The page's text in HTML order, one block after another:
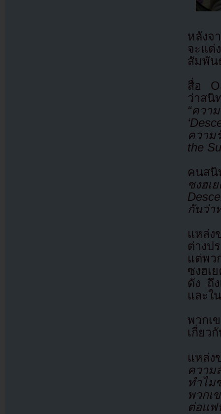
หลังจ
จะแต่
สัมพัน
สื่อ
ว่าสนิ
“ควา
ความ
the
คนส
ซงฮ
กันว่า
แหล่ง
ต่างป
แต่พว
ซงฮเ
ดัง ถึ
และใ
พวกเ
เกี่ยว
แหล่
ควา
ทำไม
พวกเ
ต่อแฟ